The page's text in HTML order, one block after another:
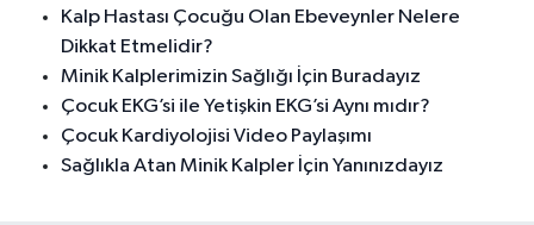
Kalp Hastası Çocuğu Olan Ebeveynler Nelere
Dikkat Etmelidir?
Minik Kalplerimizin Sağlığı İçin Buradayız
Çocuk EKG’si ile Yetişkin EKG’si Aynı mıdır?
Çocuk Kardiyolojisi Video Paylaşımı
Sağlıkla Atan Minik Kalpler İçin Yanınızdayız